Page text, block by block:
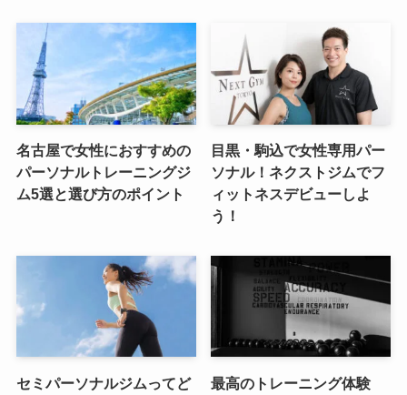
名古屋で女性におすすめの
パーソナルトレーニングジ
ム5選と選び方のポイント
目黒・駒込で女性専用パー
ソナル！ネクストジムでフ
ィットネスデビューしよ
う！
セミパーソナルジムってど
最高のトレーニング体験